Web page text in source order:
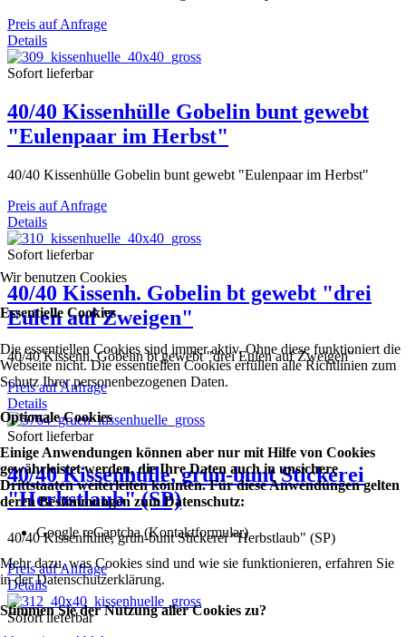
Preis auf Anfrage
Details
Sofort lieferbar
40/40 Kissenhülle Gobelin bunt gewebt
"Eulenpaar im Herbst"
40/40 Kissenhülle Gobelin bunt gewebt "Eulenpaar im Herbst"
Preis auf Anfrage
Details
Sofort lieferbar
40/40 Kissenh. Gobelin bt gewebt "drei
Eulen auf Zweigen"
40/40 Kissenh. Gobelin bt gewebt "drei Eulen auf Zweigen"
Preis auf Anfrage
Details
Sofort lieferbar
40/40 Kissenhülle, grün-bunt Stickerei
"Herbstlaub" (SP)
40/40 Kissenhülle, grün-bunt Stickerei "Herbstlaub" (SP)
Preis auf Anfrage
Details
Sofort lieferbar
Wir benutzen Cookies
Essentielle Cookies
Die essentiellen Cookies sind immer aktiv. Ohne diese funktioniert die
Webseite nicht. Die essentiellen Cookies erfüllen alle Richtlinien zum
Schutz Ihrer personenbezogenen Daten.
Optionale Cookies
Einige Anwendungen können aber nur mit Hilfe von Cookies
gewährleistet werden, die Ihre Daten auch in unsichere
Drittstaaten weiterleiten könnten. Für diese Anwendungen gelten
deren Bestimmungen zum Datenschutz:
Google reCaptcha (Kontaktformular)
Mehr dazu, was Cookies sind und wie sie funktionieren, erfahren Sie
in der Datenschutzerklärung.
Stimmen Sie der Nutzung aller Cookies zu?